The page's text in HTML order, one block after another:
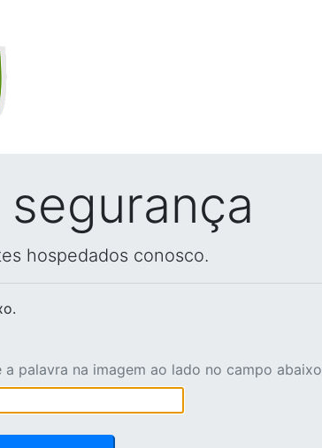
hospedados conosco.
a palavra na imagem ao lado no campo abaixo